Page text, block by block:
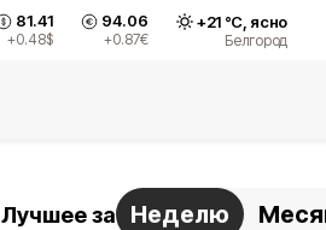
81.41
+0.48$
94.06
+0.87€
+21°С, ясно
Белгород
Лучшее за Неделю